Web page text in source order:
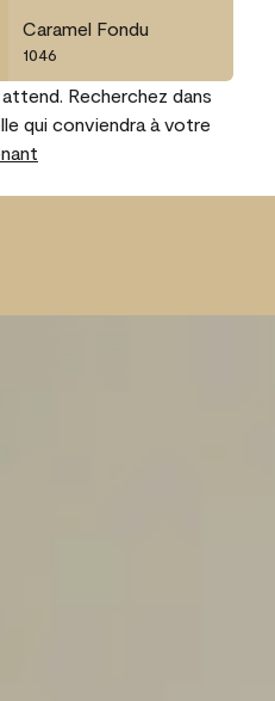
Caramel Fondu
1046
Recherchez dans
qui conviendra à votre